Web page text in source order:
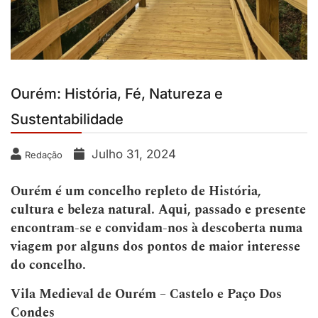
Ourém: História, Fé, Natureza e
Sustentabilidade
Redação Julho 31, 2024
Ourém é um concelho repleto de História,
cultura e beleza natural. Aqui, passado e presente
encontram-se e convidam-nos à descoberta numa
viagem por alguns dos pontos de maior interesse
do concelho.
Vila Medieval de Ourém – Castelo e Paço Dos
Condes